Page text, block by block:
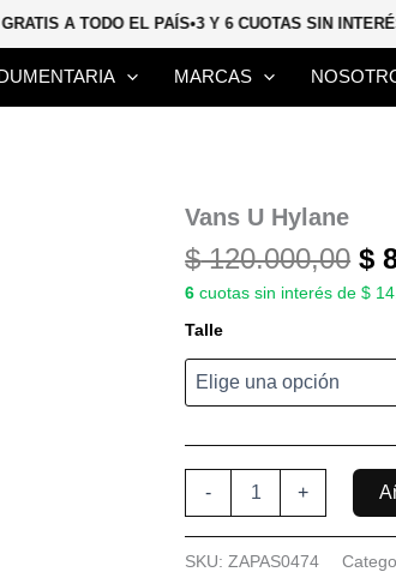
GRATIS A TODO EL PAÍS• 3 Y 6 CUOTAS SIN
MARCAS
Vans U Hylane
$120.000,00 $
6 cuotas sin interés de $
Talle
-
Vans
Hylane
cantidad
+
SKU:ZAPAS0474